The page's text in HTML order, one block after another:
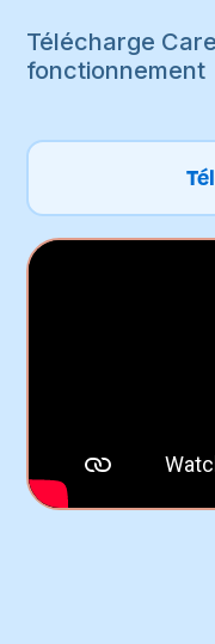
Télécharge
fonctionnement